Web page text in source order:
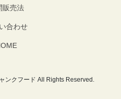
販売法
合わせ
クフード All Rights Reserved.